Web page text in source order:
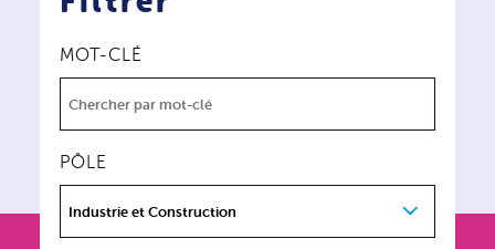
MOT-CLÉ
PÔLE
Industrie et Construction